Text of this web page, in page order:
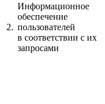
2.
Информационное
обеспечение
пользователей
в соответствии с их
запросами